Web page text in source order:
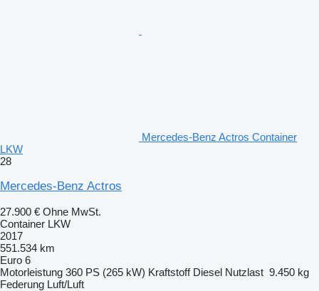
Mercedes-Benz Actros Container
LKW
28
Mercedes-Benz Actros
27.900 € Ohne MwSt.
Container LKW
2017
551.534 km
Euro 6
Motorleistung 360 PS (265 kW) Kraftstoff Diesel Nutzlast 9.450 kg
Federung Luft/Luft